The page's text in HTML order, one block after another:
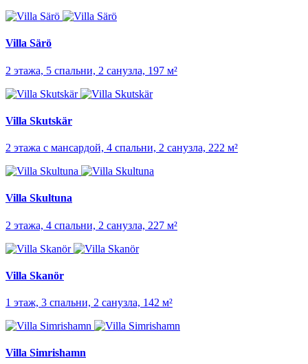
Villa Särö
2 этажа, 5 спальни, 2 санузла, 197 м²
Villa Skutskär
2 этажа с мансардой, 4 спальни, 2 санузла, 222 м²
Villa Skultuna
2 этажа, 4 спальни, 2 санузла, 227 м²
Villa Skanör
1 этаж, 3 спальни, 2 санузла, 142 м²
Villa Simrishamn